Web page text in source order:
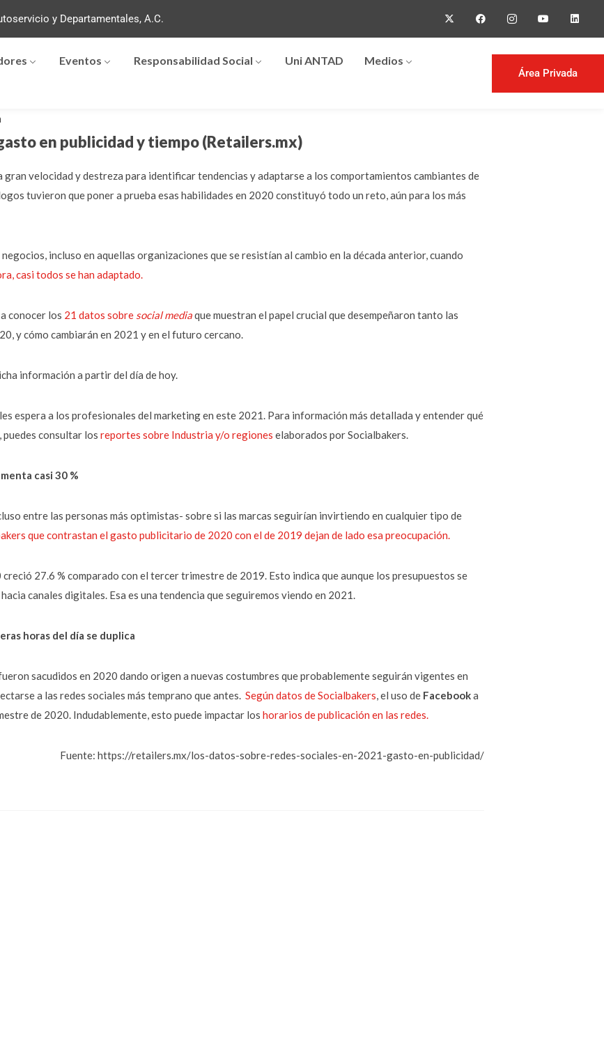
y Departamentales, A.C.
Eventos Responsabilidad Social Uni ANTAD
Medios
Área Privada
en publicidad y tiempo (Retailers.mx)
gran velocidad y destreza para identificar tendencias y adaptarse a los comportamientos cambiantes de
tuvieron que poner a prueba esas habilidades en 2020 constituyó todo un reto, aún para los más
incluso en aquellas organizaciones que se resistían al cambio en la década anterior, cuando
casi todos se han adaptado.
conocer los 21 datos sobre social mediaque muestran el papel crucial que desempeñaron tanto las
y cómo cambiarán en 2021 y en el futuro cercano.
información a partir del día de hoy.
espera a los profesionales del marketing en este 2021. Para información más detallada y entender qué
puedes consultar los reportes sobre Industria y/o regiones elaborados por Socialbakers.
casi 30 %
entre las personas más optimistas- sobre si las marcas seguirían invirtiendo en cualquier tipo de
que contrastan el gasto publicitario de 2020 con el de 2019 dejan de lado esa preocupación.
27.6 % comparado con el tercer trimestre de 2019. Esto indica que aunque los presupuestos se
canales digitales. Esa es una tendencia que seguiremos viendo en 2021.
horas del día se duplica
sacudidos en 2020 dando origen a nuevas costumbres que probablemente seguirán vigentes en
a las redes sociales más temprano que antes. Según datos de Socialbakers, el uso de Facebooka
de 2020. Indudablemente, esto puede impactar los horarios de publicación en las redes.
Fuente: https://retailers.mx/los-datos-sobre-redes-sociales-en-2021-gasto-en-publicidad/